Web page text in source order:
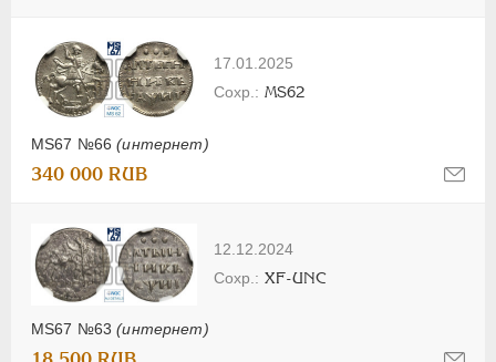
17.01.2025
MS67 №66(интернет)
MS62
340 000 RUB
12.12.2024
MS67 №63(интернет)
XF-UNC